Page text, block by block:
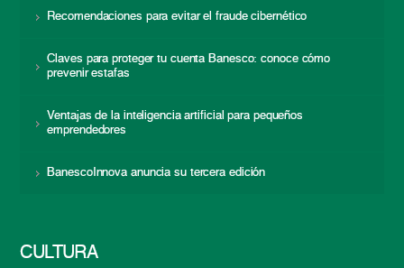
Recomendaciones para evitar el fraude cibernético
Claves para proteger tu cuenta Banesco: conoce cómo
prevenir estafas
Ventajas de la inteligencia artificial para pequeños
emprendedores
BanescoInnova anuncia su tercera edición
CULTURA